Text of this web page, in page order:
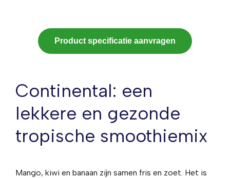
Product specificatie aanvragen
Continental: een
lekkere en gezonde
tropische smoothiemix
Mango, kiwi en banaan zijn samen fris en zoet. Het is